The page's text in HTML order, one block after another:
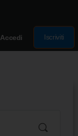
Accedi Iscriviti